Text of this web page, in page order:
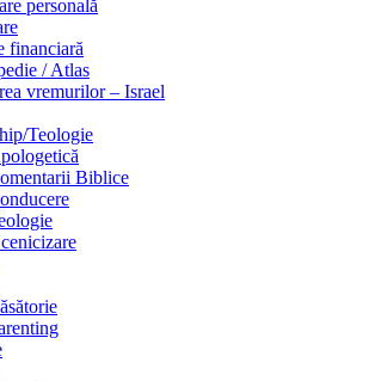
personală
financiară
/ Atlas
vremurilor – Israel
Teologie
Biblice